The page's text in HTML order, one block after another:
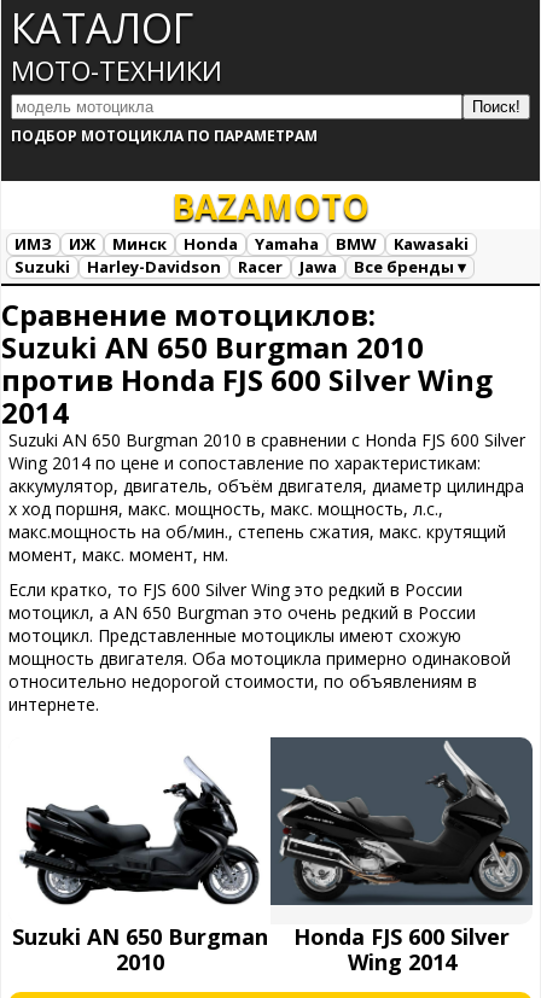
КАТАЛОГ
МОТО-ТЕХНИКИ
ПОДБОР МОТОЦИКЛА ПО ПАРАМЕТРАМ
BAZAMOTO
ИМЗ ИЖ Минск Honda Yamaha BMW
Kawasaki
Suzuki
Harley-Davidson Racer Jawa
Все бренды ▾
Сравнение мотоциклов:
Suzuki AN 650 Burgman 2010
против Honda FJS 600 Silver Wing
2014
Suzuki AN 650 Burgman 2010 в сравнении с Honda FJS 600 Silver
Wing 2014 по цене и сопоставление по характеристикам:
аккумулятор, двигатель, объём двигателя, диаметр цилиндра
х ход поршня, макс. мощность, макс. мощность, л.с.,
макс.мощность на об/мин., степень сжатия, макс. крутящий
момент, макс. момент, нм.
Если кратко, то FJS 600 Silver Wing это редкий в России
мотоцикл, а AN 650 Burgman это очень редкий в России
мотоцикл. Представленные мотоциклы имеют схожую
мощность двигателя. Оба мотоцикла примерно одинаковой
относительно недорогой стоимости, по объявлениям в
интернете.
Suzuki AN 650 Burgman
2010
Honda FJS 600 Silver
Wing 2014